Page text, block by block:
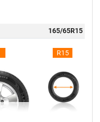
165/65R15
R15